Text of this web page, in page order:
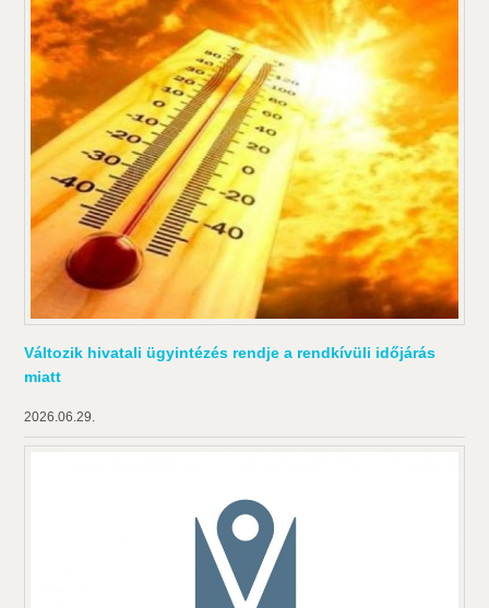
Változik hivatali ügyintézés rendje a rendkívüli időjárás
miatt
2026.06.29.